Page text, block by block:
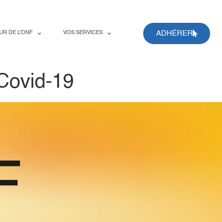
DE L’ONF VOS SERVICES ADHÉRER
19